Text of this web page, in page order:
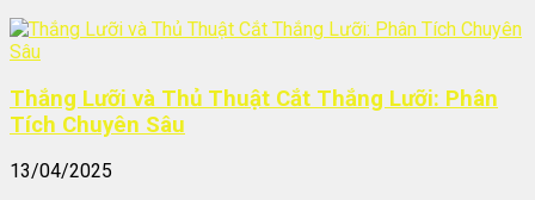
Thắng Lưỡi và Thủ Thuật Cắt Thắng Lưỡi: Phân
Tích Chuyên Sâu
13/04/2025